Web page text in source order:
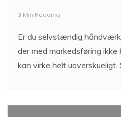
3 Min Reading
Er du selvstændig
der med markedsføring ikke
kan virke helt uoverskueligt.